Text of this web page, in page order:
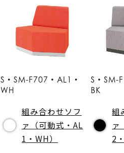
S・SM-F707・AL1・
WH
組み合わせソフ
ァ（可動式・AL
1・WH）
S・SM-
BK
組
ァ
2